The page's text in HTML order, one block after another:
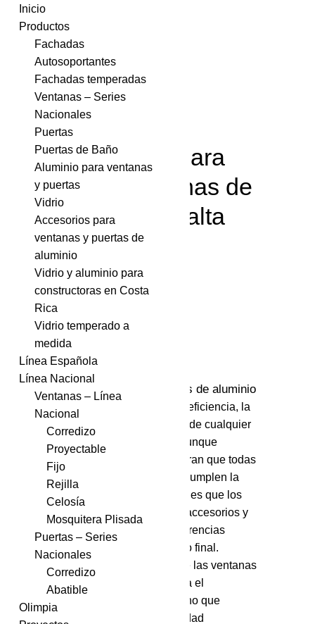
Los 4 pasos
esenciales para
elegir ventanas de
aluminio de alta
calidad
La calidad de las ventanas de aluminio
influye directamente en la eficiencia, la
seguridad y la durabilidad de cualquier
proyecto arquitectónico. Aunque
muchas personas consideran que todas
las ventanas de aluminio cumplen la
misma función, la realidad es que los
materiales, los cortes, los accesorios y
la instalación generan diferencias
importantes en el resultado final.
Seleccionar correctamente las ventanas
de aluminio no solo mejora el
aislamiento y el confort, sino que
también garantiza estabilidad
Inicio
Productos
Fachadas
Autosoportantes
Fachadas temperadas
Ventanas – Series
Nacionales
Puertas
Puertas de Baño
Aluminio para ventanas
y puertas
Vidrio
Accesorios para
ventanas y puertas de
aluminio
Vidrio y aluminio para
constructoras en Costa
Rica
Vidrio temperado a
medida
Línea Española
Línea Nacional
Ventanas – Línea
Nacional
Corredizo
Proyectable
Fijo
Rejilla
Celosía
Mosquitera Plisada
Puertas – Series
Nacionales
Corredizo
Abatible
Olimpia